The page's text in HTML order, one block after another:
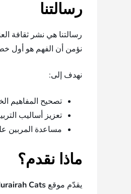
رسالتنا
رسالتنا هي نشر ثقافة
نؤمن أن الفهم هو أول
نهدف إلى:
تصحيح المفاهيم
تعزيز أساليب
مساعدة المربين
ماذا نقدم؟
يقدّم موقعCats